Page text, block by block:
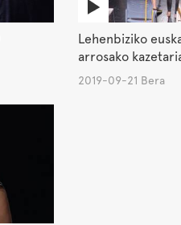
Lehenbiziko
arrosako
2019-09-21 Bera